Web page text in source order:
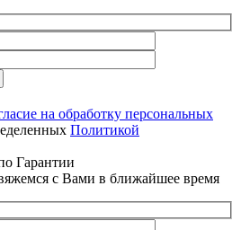
на обработку персональных
Политикой
Гарантии
с Вами в ближайшее время